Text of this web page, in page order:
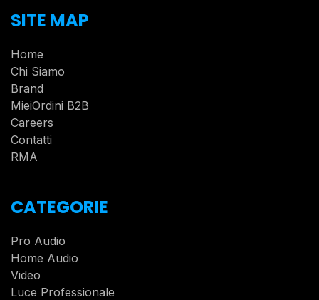
SITE MAP
Home
Chi Siamo
Brand
MieiOrdini B2B
Careers
Contatti
RMA
CATEGORIE
Pro Audio
Home Audio
Video
Luce Professionale